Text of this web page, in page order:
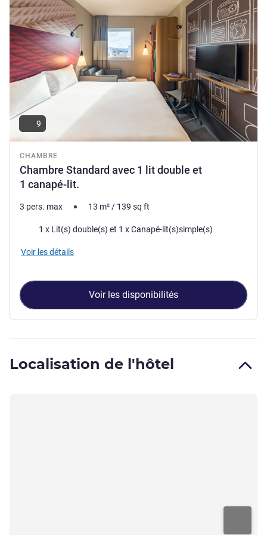
André Salata, Direction de l'hôtel
CHAMBRE
Chambre Standard avec 1 lit double et
1 canapé-lit.
9
3 pers. max 13 m²/ 139 sq ft
Literie 1 x Lit(s) double(s) et 1 x Canapé-lit(s)simple(s)
Voir les détails
Voir les disponibilités
Localisation de l'hôtel